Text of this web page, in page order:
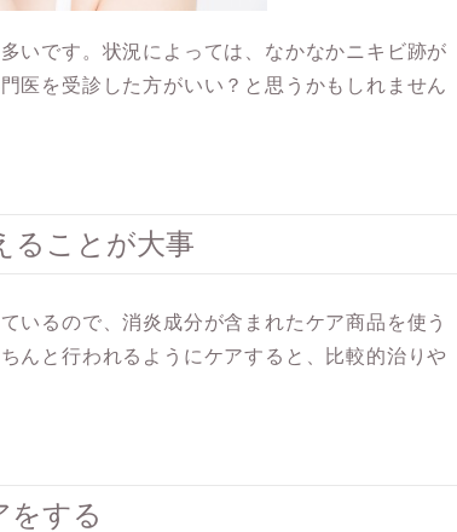
いです。状況によっては、なかなかニキビ跡が
医を受診した方がいい？と思うかもしれません
ることが大事
いるので、消炎成分が含まれたケア商品を使う
んと行われるようにケアすると、比較的治りや
をする